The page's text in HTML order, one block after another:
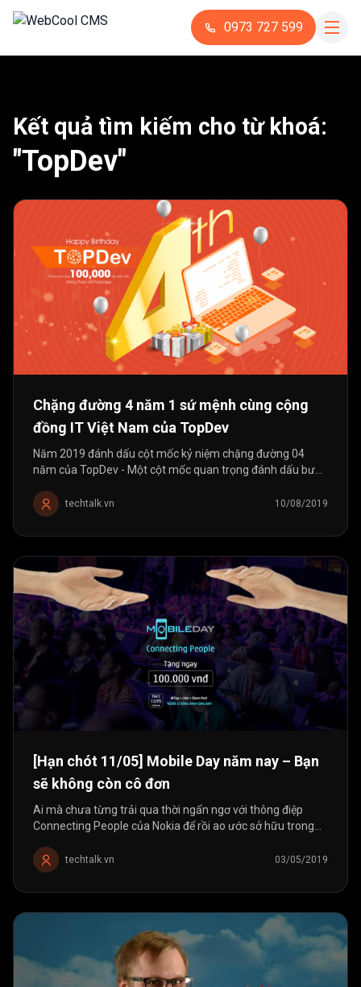
0973 727 599
Kết quả tìm kiếm cho từ khoá:
"TopDev"
Chặng đường 4 năm 1 sứ mệnh cùng cộng
đồng IT Việt Nam của TopDev
Năm 2019 đánh dấu cột mốc kỷ niệm chặng đường 04
năm của TopDev - Một cột mốc quan trọng đánh dấu bước
Nam. 04 năm - Với hệ...
techtalk.vn 10/08/2019
[Hạn chót 11/05] Mobile Day năm nay – Bạn
sẽ không còn cô đơn
Ai mà chưa từng trải qua thời ngẩn ngơ với thông điệp
Connecting People của Nokia để rồi ao ước sở hữu trong
ta yêu thương? ...
techtalk.vn 03/05/2019